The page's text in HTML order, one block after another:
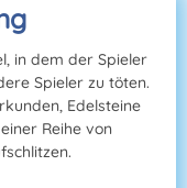
in dem der Spieler
Spieler zu töten.
Edelsteine
Reihe von